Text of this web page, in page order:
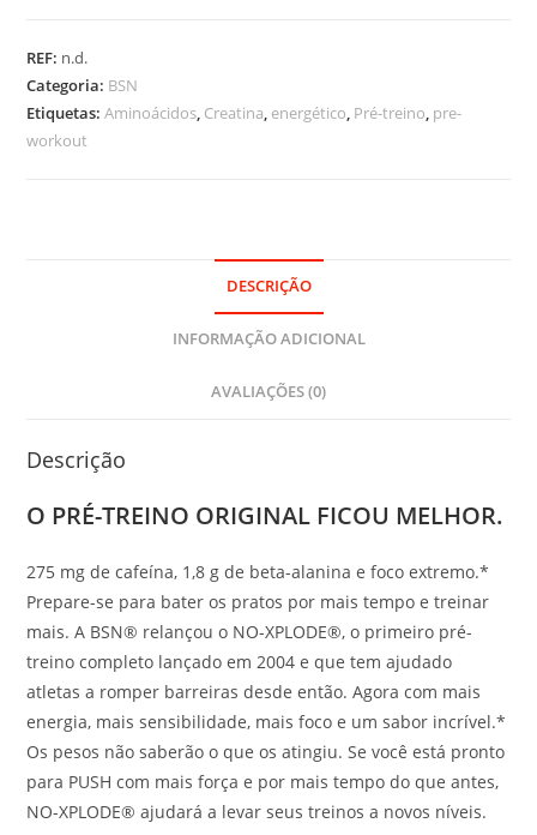
Xplode
390G
REF: n.d.
Categoria: BSN
Etiquetas:Aminoácidos, Creatina, energético, Pré-treino, pre-
workout
DESCRIÇÃO
INFORMAÇÃO ADICIONAL
AVALIAÇÕES (0)
Descrição
O PRÉ-TREINO ORIGINAL FICOU MELHOR.
275 mg de cafeína, 1,8 g de beta-alanina e foco extremo.*
Prepare-se para bater os pratos por mais tempo e treinar
mais. A BSN® relançou o NO-XPLODE®, o primeiro pré-
treino completo lançado em 2004 e que tem ajudado
atletas a romper barreiras desde então. Agora com mais
energia, mais sensibilidade, mais foco e um sabor incrível.*
Os pesos não saberão o que os atingiu. Se você está pronto
para PUSH com mais força e por mais tempo do que antes,
NO-XPLODE® ajudará a levar seus treinos a novos níveis.